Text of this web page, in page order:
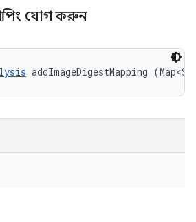
যোগ করুন
addImageDigestMapping